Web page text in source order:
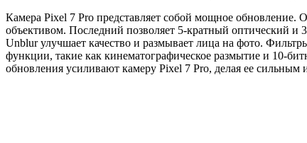
Камера Pixel 7 Pro представляет собой мощное обновление.
объективом. Последний позволяет 5-кратный оптический
Unblur улучшает качество и размывает лица на фото.
функции, такие как кинематографическое размытие и 10-
обновления усиливают камеру Pixel 7 Pro, делая ее